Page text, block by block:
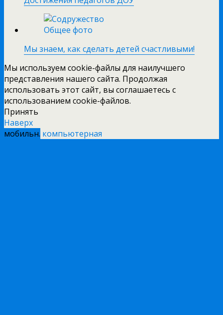
Мы знаем, как сделать детей счастливыми!
Мы используем cookie-файлы для наилучшего
представления нашего сайта. Продолжая
использовать этот сайт, вы соглашаетесь с
использованием cookie-файлов.
Принять
Наверх
мобильн. компьютерная